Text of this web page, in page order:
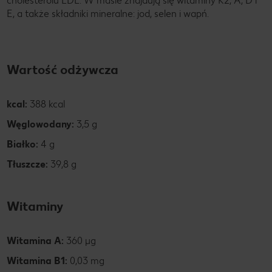
E, a także składniki mineralne: jod, selen i wapń.
Wartość odżywcza
kcal: 388 kcal
Węglowodany: 3,5 g
Białko: 4 g
Tłuszcze: 39,8 g
Witaminy
Witamina A: 360 µg
Witamina B1: 0,03 mg